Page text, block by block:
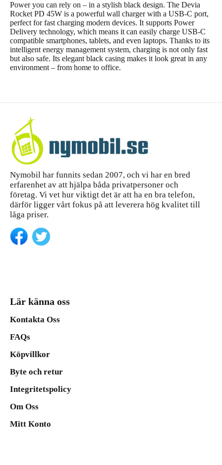
Power you can rely on – in a stylish black design. The Devia
Rocket PD 45W is a powerful wall charger with a USB-C port,
perfect for fast charging modern devices. It supports Power
Delivery technology, which means it can easily charge USB-C
compatible smartphones, tablets, and even laptops. Thanks to its
intelligent energy management system, charging is not only fast
but also safe. Its elegant black casing makes it look great in any
environment – from home to office.
Nymobil har funnits sedan 2007, och vi har en bred
erfarenhet av att hjälpa båda privatpersoner och
företag. Vi vet hur viktigt det är att ha en bra telefon,
därför ligger vårt fokus på att leverera hög kvalitet till
låga priser.
Lär känna oss
Kontakta Oss
FAQs
Köpvillkor
Byte och retur
Integritetspolicy
Om Oss
Mitt Konto